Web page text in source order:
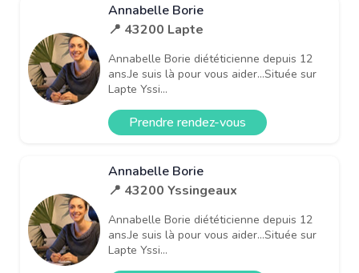
Annabelle Borie
📍 43200 Lapte
Annabelle Borie diététicienne depuis 12
ans.Je suis là pour vous aider...Située sur
Lapte Yssi...
Prendre rendez-vous
Annabelle Borie
📍 43200 Yssingeaux
Annabelle Borie diététicienne depuis 12
ans.Je suis là pour vous aider...Située sur
Lapte Yssi...